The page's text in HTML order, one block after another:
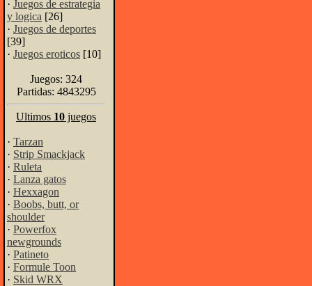
· Juegos de estrategia
y logica [26]
· Juegos de deportes
[39]
· Juegos eroticos [10]
Juegos: 324
Partidas: 4843295
Ultimos 10 juegos
· Tarzan
· Strip Smackjack
· Ruleta
· Lanza gatos
· Hexxagon
· Boobs, butt, or
shoulder
· Powerfox
newgrounds
· Patineto
· Formule Toon
· Skid WRX